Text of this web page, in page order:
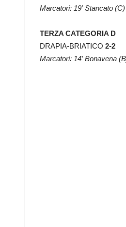
Marcatori: 19′ Stancato
TERZA CATEGORIA D
DRAPIA-BRIATICO 2-2
Marcatori: 14′ Bonavena